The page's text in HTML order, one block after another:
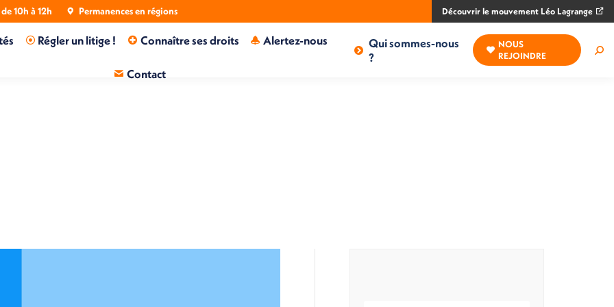
10h à 12h Permanences en régions Découvrir le mouvement Léo Lagrange
Régler un litige ! Connaître ses droits Alertez-nous
Contact
Qui sommes-nous
?
NOUS
REJOINDRE